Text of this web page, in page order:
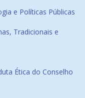
e Políticas Públicas
Tradicionais e
Ética do Conselho